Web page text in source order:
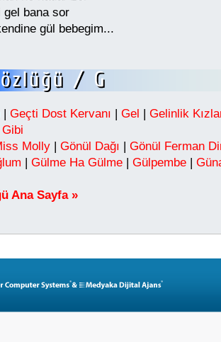
bana sor
gül bebegim...
| Geçti Dost Kervanı | Gel | Gelinlik
Molly | Gönül Dağı | Gönül Ferman
| Gülme Ha Gülme | Gülpembe |
Ana Sayfa »